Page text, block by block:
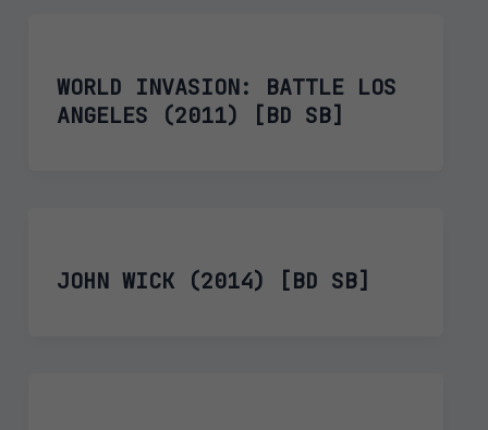
WORLD INVASION: BATTLE LOS
ANGELES (2011) [BD SB]
JOHN WICK (2014) [BD SB]